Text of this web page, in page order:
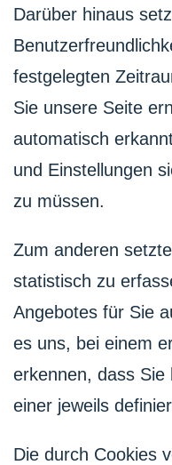
Darüber hinaus
festgelegten
Sie unsere Seite
automatisch
und Einstellungen
zu müssen.
Zum anderen
statistisch zu
Angebotes für Sie
es uns, bei einem
erkennen, dass Sie
einer jeweils
Die durch Cookies